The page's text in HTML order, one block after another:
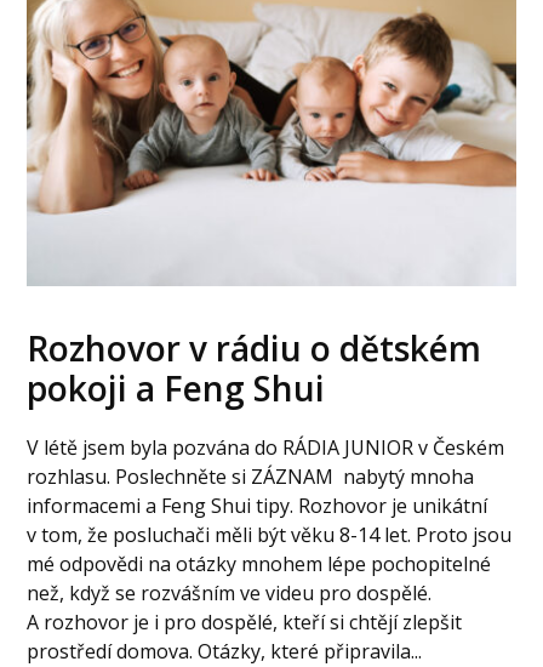
Rozhovor v rádiu o dětském
pokoji a Feng Shui
V létě jsem byla pozvána do RÁDIA JUNIOR v Českém
rozhlasu. Poslechněte si ZÁZNAM nabytý mnoha
informacemi a Feng Shui tipy. Rozhovor je unikátní
v tom, že posluchači měli být věku 8-14 let. Proto jsou
mé odpovědi na otázky mnohem lépe pochopitelné
než, když se rozvášním ve videu pro dospělé.
A rozhovor je i pro dospělé, kteří si chtějí zlepšit
prostředí domova. Otázky, které připravila...